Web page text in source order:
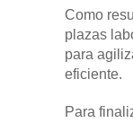
Como
plazas
para
eficiente.
Para